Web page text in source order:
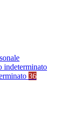
indeterminato
36